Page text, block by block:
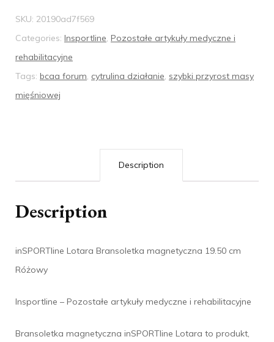
SKU: 20190ad7f569
Categories: Insportline, Pozostałe artykuły medyczne i
rehabilitacyjne
Tags: bcaa forum, cytrulina działanie, szybki przyrost masy
mięśniowej
Description
Description
inSPORTline Lotara Bransoletka magnetyczna 19.50 cm
Różowy
Insportline – Pozostałe artykuły medyczne i rehabilitacyjne
Bransoletka magnetyczna inSPORTline Lotara to produkt,